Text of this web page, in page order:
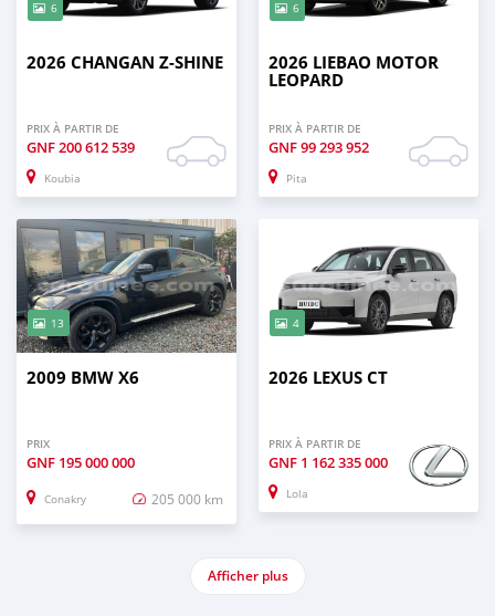
6
2026 CHANGAN Z-SHINE
PRIX À PARTIR DE
GNF200 612 539
Koubia
6
2026 LIEBAO MOTOR
LEOPARD
PRIX À PARTIR DE
GNF99 293 952
Pita
13
2009 BMW X6
PRIX
GNF 195 000 000
Conakry 205 000 km
4
2026 LEXUS CT
PRIX À PARTIR DE
GNF 1 162 335 000
Lola
Afficher plus